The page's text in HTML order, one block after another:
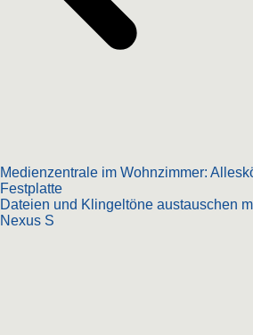
Medienzentrale im Wohnzimmer:
Festplatte
Dateien und Klingeltöne austauschen
Nexus S